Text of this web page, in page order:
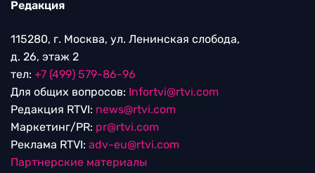
Редакция
115280, г. Москва, ул. Ленинская слобода,
д. 26, этаж 2
тел: +7 (499) 579-86-96
Для общих вопросов: Infortvi@rtvi.com
Редакция RTVI: news@rtvi.com
Маркетинг/PR: pr@rtvi.com
Реклама RTVI: adv-eu@rtvi.com
Партнерские материалы